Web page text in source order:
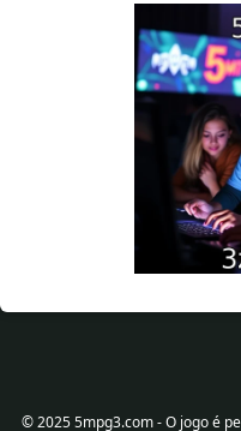
© 2025 5mpg3.com - O jogo é